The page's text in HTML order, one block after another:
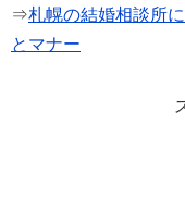
⇒札幌の結婚相談所
とマナー